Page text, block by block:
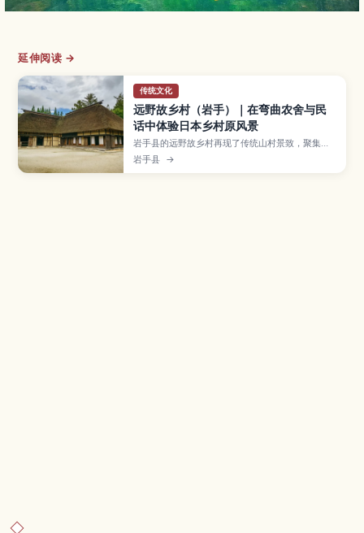
延伸阅读 →
传统文化
远野故乡村（岩手）｜在弯曲农舍与民
话中体验日本乡村原风景
岩手县的远野故乡村再现了传统山村景致，聚集了
茅草屋顶的曲り家与水车、田地等怀旧风景。游客
可以参加手作工艺、乡土料理体验、农事体验和听
岩手县 →